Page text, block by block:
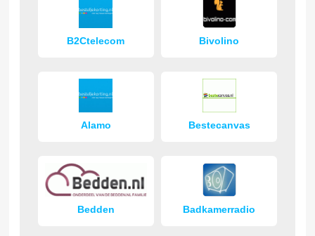
B2Ctelecom Bivolino
Alamo Bestecanvas
Bedden Badkamerradio